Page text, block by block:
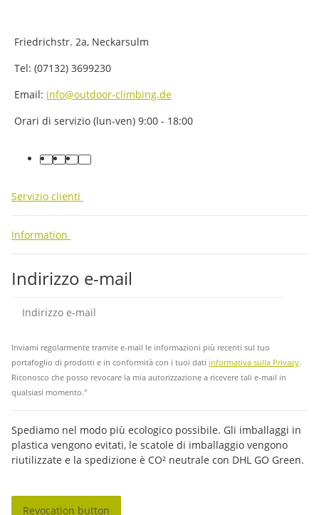
Friedrichstr. 2a, Neckarsulm
Tel: (07132) 3699230
Email: info@outdoor-climbing.de
Orari di servizio (lun-ven) 9:00 - 18:00
facebook
youtube
instagram
tiktok
Servizio clienti
Information
Indirizzo e-mail
Inviami regolarmente tramite e-mail le informazioni più recenti sul tuo
portafoglio di prodotti e in conformità con i tuoi dati informativa sulla Privacy.
Riconosco che posso revocare la mia autorizzazione a ricevere tali e-mail in
qualsiasi momento."
Spediamo nel modo più ecologico possibile. Gli imballaggi in
plastica vengono evitati, le scatole di imballaggio vengono
riutilizzate e la spedizione è CO² neutrale con DHL GO Green.
Revocation button